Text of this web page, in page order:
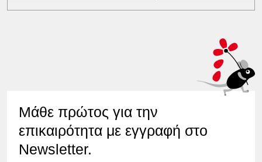
Μάθε πρώτος για την
επικαιρότητα με εγγραφή στο
Newsletter.